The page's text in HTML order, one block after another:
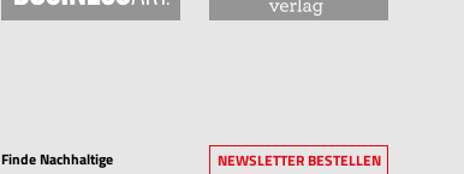
Finde Nachhaltige NEWSLETTER BESTELLEN